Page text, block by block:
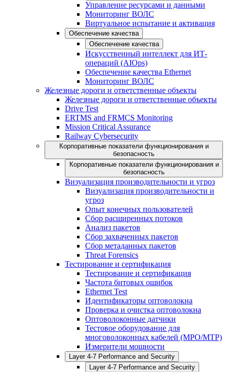
Управление ресурсами и данными
Мониторинг ВОЛС
Виртуальное испытание и активация
Обеспечение качества
Обеспечение качества
Искусственный интеллект для ИТ-
операций (AIOps)
Обеспечение качества Ethernet
Мониторинг ВОЛС
Железные дороги и ответственные объекты
Железные дороги и ответственные объекты
Drive Test
ERTMS and FRMCS Monitoring
Mission Critical Assurance
Railway Cybersecurity
Корпоративные показатели функционирования и
безопасность
Корпоративные показатели функционирования и
безопасность
Визуализация производительности и угроз
Визуализация производительности и
угроз
Опыт конечных пользователей
Сбор расширенных потоков
Анализ пакетов
Сбор захваченных пакетов
Сбор метаданных пакетов
Threat Forensics
Тестирование и сертификация
Тестирование и сертификация
Частота битовых ошибок
Ethernet Test
Идентификаторы оптоволокна
Проверка и очистка оптоволокна
Оптоволоконные датчики
Тестовое оборудование для
многоволоконных кабелей (MPO/MTP)
Измерители мощности
Layer 4-7 Performance and Security
Layer 4-7 Performance and Security